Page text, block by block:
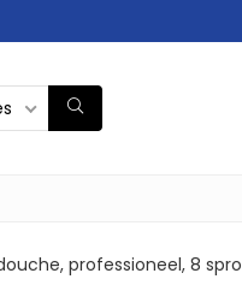
professioneel, 8